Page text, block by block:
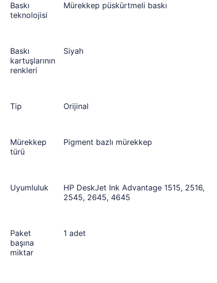
Baskı
teknolojisi
Mürekkep püskürtmeli baskı
Baskı
kartuşlarının
renkleri
Siyah
Tip Orijinal
Mürekkep
türü
Pigment bazlı mürekkep
Uyumluluk
HP DeskJet Ink Advantage 1515, 2516,
2545, 2645, 4645
Paket
başına
miktar
1 adet